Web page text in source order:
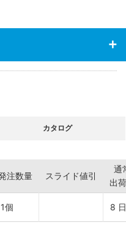
ルボード＋ラバーマット）・
カタログ
注数量 スライド値引
通
出
1個 8